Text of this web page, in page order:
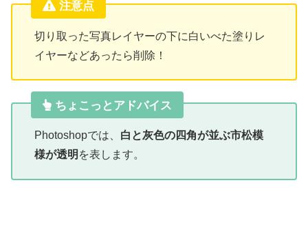
注意点
切り取った写真レイヤーの下に白いべた塗りレ
イヤーなどあったら削除！
ちょこっとアドバイス
Photoshopでは、 白と灰色の四角が並ぶ市松模
様が透明 を表します。